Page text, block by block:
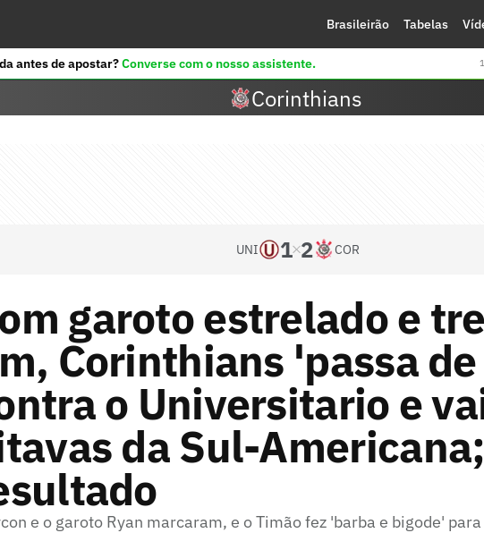
Brasileirão Tabelas
antes de apostar?Converse com o nosso assistente.
Corinthians
UNI 1 2 COR
garoto estrelado e
Corinthians 'passa
o Universitario e
da Sul-
e o garoto Ryan marcaram, e o Timão fez 'barba e bigode'